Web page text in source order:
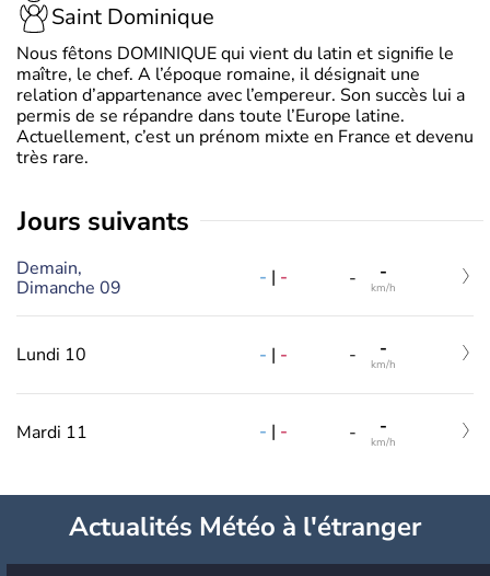
Saint Dominique
Nous fêtons DOMINIQUE qui vient du latin et signifie le
maître, le chef. A l’époque romaine, il désignait une
relation d’appartenance avec l’empereur. Son succès lui a
permis de se répandre dans toute l’Europe latine.
Actuellement, c’est un prénom mixte en France et devenu
très rare.
jours suivants
Demain,
Dimanche 09
- | - - -
km/h
Lundi 10 - | - - -
km/h
Mardi 11 - | - - -
km/h
Actualités Météo à l'étranger